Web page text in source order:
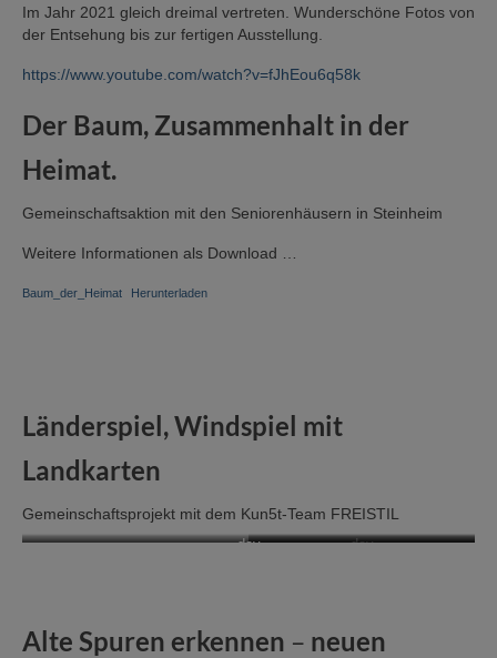
Im Jahr 2021 gleich dreimal vertreten. Wunderschöne Fotos von
der Entsehung bis zur fertigen Ausstellung.
https://www.youtube.com/watch?v=fJhEou6q58k
Der Baum, Zusammenhalt in der
Heimat.
Gemeinschaftsaktion mit den Seniorenhäusern in Steinheim
Weitere Informationen als Download …
Baum_der_Heimat Herunterladen
Länderspiel, Windspiel mit
Landkarten
Gemeinschaftsprojekt mit dem Kun5t-Team FREISTIL
dav
dav
Alte Spuren erkennen – neuen